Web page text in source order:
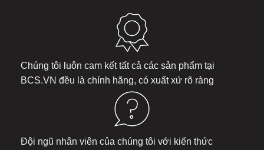
Chúng tôi luôn cam kết tất cả các sản phẩm tại
BCS.VN đều là chính hãng, có xuất xứ rõ ràng
Đội ngũ nhân viên của chúng tôi với kiến thức